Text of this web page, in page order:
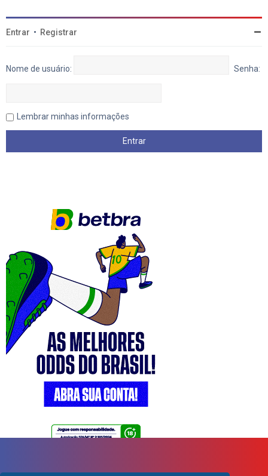
Entrar • Registrar
Nome de usuário: Senha:
Lembrar minhas informações